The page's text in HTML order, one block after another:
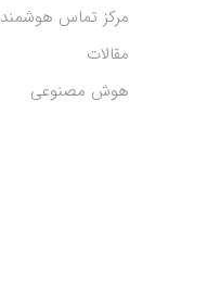
مرکز تماس هوشمند
مقالات
هوش مصنوعی